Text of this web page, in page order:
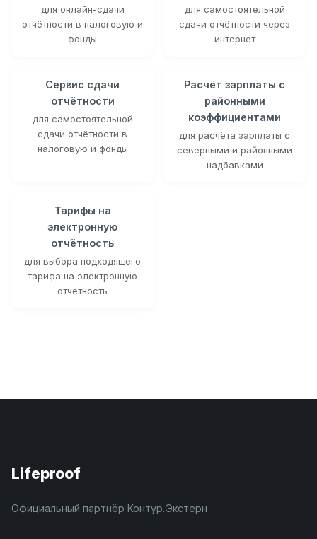
для онлайн-сдачи
отчётности в налоговую и
фонды
для самостоятельной
сдачи отчётности через
интернет
Сервис сдачи
отчётности
для самостоятельной
сдачи отчётности в
налоговую и фонды
Расчёт зарплаты с
районными
коэффициентами
для расчёта зарплаты с
северными и районными
надбавками
Тарифы на
электронную
отчётность
для выбора подходящего
тарифа на электронную
отчётность
Lifeproof
Официальный партнёр Контур.Экстерн